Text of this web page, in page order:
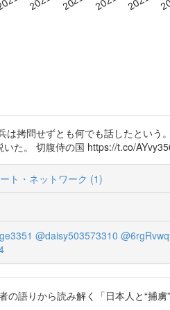
拷問せずとも何でも話したとい
た。 切腹侍の国 https://t.co/
ト・ネットワーク (1)
@daisy503573310
語りから読み解く「日本人と“捕